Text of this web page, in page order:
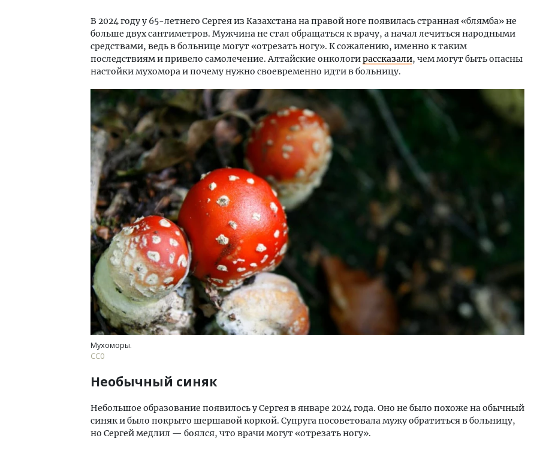
В 2024 году у 65-летнего Сергея из Казахстана на правой ноге появилась странная «блямба» не
больше двух сантиметров. Мужчина не стал обращаться к врачу, а начал лечиться народными
средствами, ведь в больнице могут «отрезать ногу». К сожалению, именно к таким
последствиям и привело самолечение. Алтайские онкологирассказали, чем могут быть опасны
настойки мухомора и почему нужно своевременно идти в больницу.
Мухоморы.
СС0
Необычный синяк
Небольшое образование появилось у Сергея в январе 2024 года. Оно не было похоже на обычный
синяк и было покрыто шершавой коркой. Супруга посоветовала мужу обратиться в больницу,
но Сергей медлил — боялся, что врачи могут «отрезать ногу».
Смелость архитектурных идей.
Генеральный директор компании
ЗИАС — об эстетике городов,
трендах в фасадах и развитии рынка
СТРОИТЕЛЬСТВО
Ищем новые берега. Гендиректор
«Жилищной инициативы» Юрий
Гатилов — о том, как девелоперу
оставаться на плаву, когда рынок
СТРОИТЕЛЬСТВО